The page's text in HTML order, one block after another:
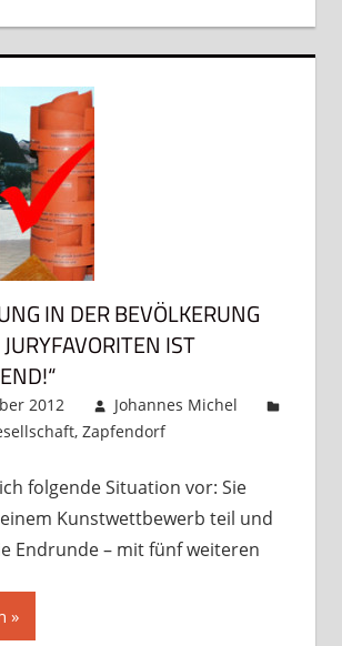
IN DER BEVÖLKERUNG
IST
2012
Johannes Michel
, Zapfendorf
folgende Situation vor: Sie
Kunstwettbewerb teil und
Endrunde – mit fünf weiteren